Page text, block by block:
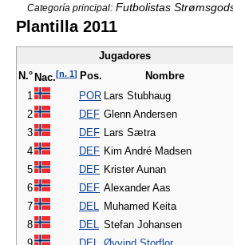
Categoría principal: Futbolistas
Plantilla 2011
Jugadores
N.° Nac.[n. 1] Pos.
Nombre
1
POR
Lars Stubhaug
2
DEF Glenn Andersen
3
DEF
Lars Sætra
4
DEF Kim André Madsen
5
DEF Krister Aunan
6
DEF Alexander Aas
7
DEL
Muhamed Keita
8
DEL
Stefan Johansen